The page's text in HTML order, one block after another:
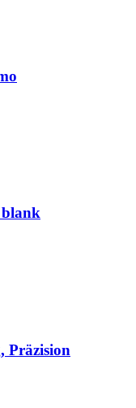
blank
Präzision